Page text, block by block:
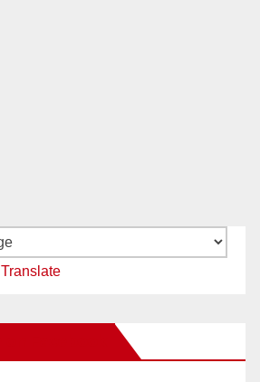
Translate